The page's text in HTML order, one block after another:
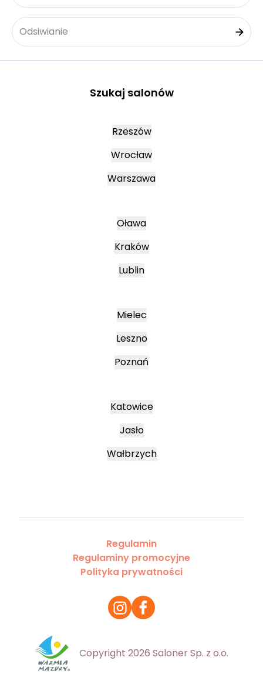
Odsiwianie
Szukaj salonów
Rzeszów
Wrocław
Warszawa
Oława
Kraków
Lublin
Mielec
Leszno
Poznań
Katowice
Jasło
Wałbrzych
Regulamin
Regulaminy promocyjne
Polityka prywatności
Copyright 2026 Saloner Sp. z o.o.